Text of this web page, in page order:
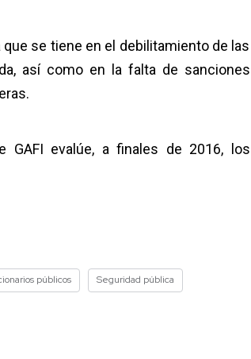
se tiene en el debilitamiento de las
así como en la falta de sanciones
GAFI evalúe, a finales de 2016, los
públicos Seguridad pública